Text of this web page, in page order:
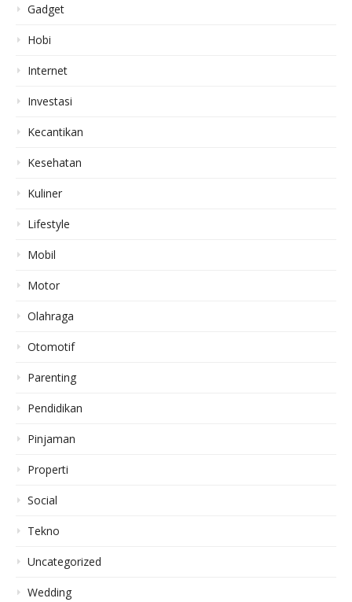
Gadget
Hobi
Internet
Investasi
Kecantikan
Kesehatan
Kuliner
Lifestyle
Mobil
Motor
Olahraga
Otomotif
Parenting
Pendidikan
Pinjaman
Properti
Social
Tekno
Uncategorized
Wedding